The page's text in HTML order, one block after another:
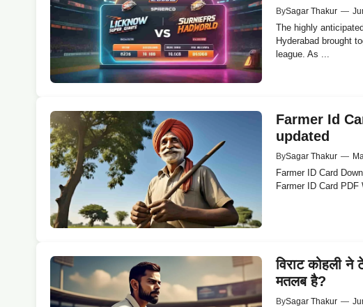
BySagar Thakur —
The highly
Hyderabad brought
league. As ...
Farmer Id
updated
BySagar Thakur —
Farmer ID Card
Farmer ID Card PDF
विराट कोहली
मतलब है?
BySagar Thakur —